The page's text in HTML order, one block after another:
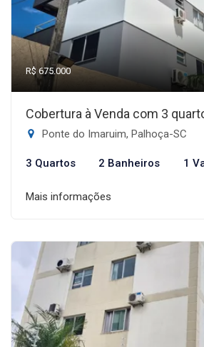
R$ 675.000
Cobertura à Venda com 3
Ponte do Imaruim, Palhoça-SC
3 Quartos 2 Banheiros 1
Mais informações